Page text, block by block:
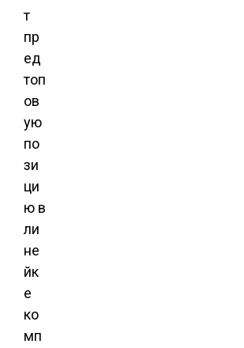
т
пр
ед
топ
ов
ую
по
зи
ци
ю в
ли
не
йк
е
ко
мп